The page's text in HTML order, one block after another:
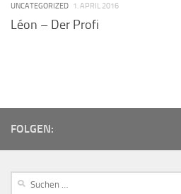
UNCATEGORIZED 1. APRIL 2016
Léon – Der Profi
FOLGEN: